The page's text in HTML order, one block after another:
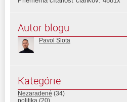
Autor blogu
Pavol Slota
Kategórie
Nezaradené (34)